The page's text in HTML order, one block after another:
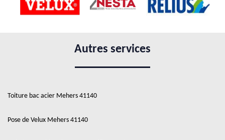
Autres services
Toiture bac acier Mehers 41140
Pose de Velux Mehers 41140